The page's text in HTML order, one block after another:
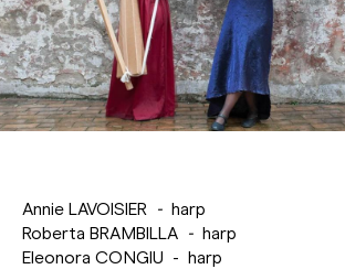
Annie LAVOISIER - harp
Roberta BRAMBILLA - harp
Eleonora CONGIU - harp